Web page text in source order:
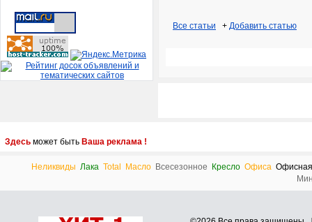
Все статьи + Добавить статью
Здесь может быть Ваша реклама !
Неликвиды Лака Total Масло Всесезонное Кресло Офиса Офисная